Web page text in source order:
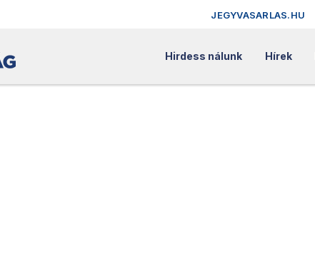
JEGYVASARLAS.HU
Hirdess nálunk Hírek